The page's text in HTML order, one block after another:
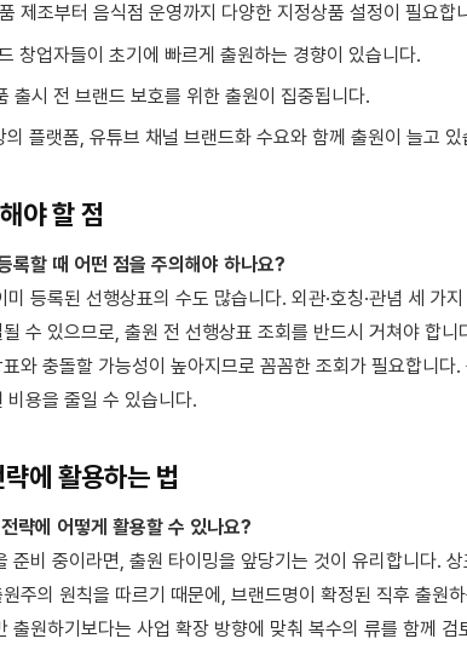
제조부터 음식점 운영까지 다양한 지정상품 설정이 필요합
창업자들이 초기에 빠르게 출원하는 경향이 있습니다.
출시 전 브랜드 보호를 위한 출원이 집중됩니다.
의 플랫폼, 유튜브 채널 브랜드화 수요와 함께 출원이 늘고 있
야 할 점
록할 때 어떤 점을 주의해야 하나요?
등록된 선행상표의 수도 많습니다. 외관·호칭·관념 세 가
수 있으므로, 출원 전 선행상표 조회를 반드시 거쳐야 합니
와 충돌할 가능성이 높아지므로 꼼꼼한 조회가 필요합니다.
용을 줄일 수 있습니다.
에 활용하는 법
략에 어떻게 활용할 수 있나요?
준비 중이라면, 출원 타이밍을 앞당기는 것이 유리합니다.
주의 원칙을 따르기 때문에, 브랜드명이 확정된 직후 출원
원하기보다는 사업 확장 방향에 맞춰 복수의 류를 함께 검